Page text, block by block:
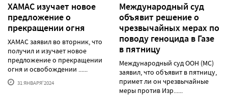
ХАМАС изучает новое
предложение о
прекращении огня
ХАМАС заявил во вторник, что
получил и изучает новое
предложение о прекращении
огня и освобождении ......
31 ЯНВАРЯ'2024
Международный суд
объявит решение о
чрезвычайных мерах по
поводу геноцида в Газе
в пятницу
Международный суд ООН (МС)
заявил, что объявит в пятницу,
примет ли он чрезвычайные
меры против Изр......